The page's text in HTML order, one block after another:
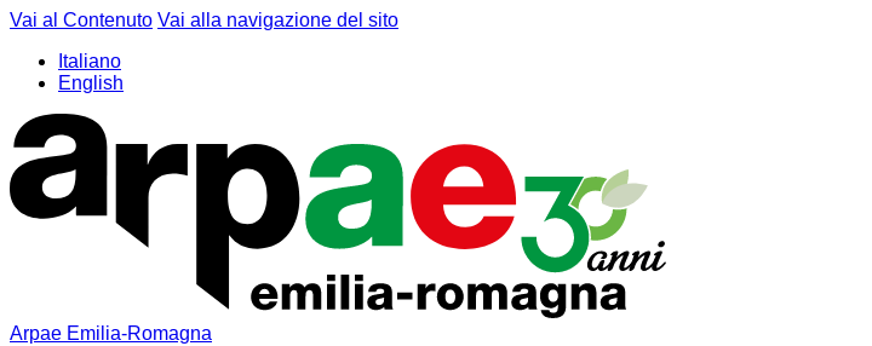
Vai al Contenuto Vai alla navigazione del sito
Italiano
English
Arpae Emilia-Romagna